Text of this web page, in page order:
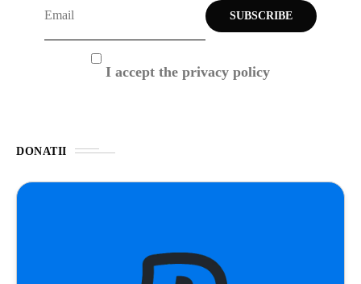
I accept the privacy policy
DONATII